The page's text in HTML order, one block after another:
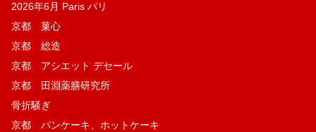
2026年6月 Paris パリ
京都 菓​心
京都 総造
京都 アシエット デセール
京都 田淵薬膳研究所
骨折騒ぎ
京都 パンケーキ、ホットケーキ